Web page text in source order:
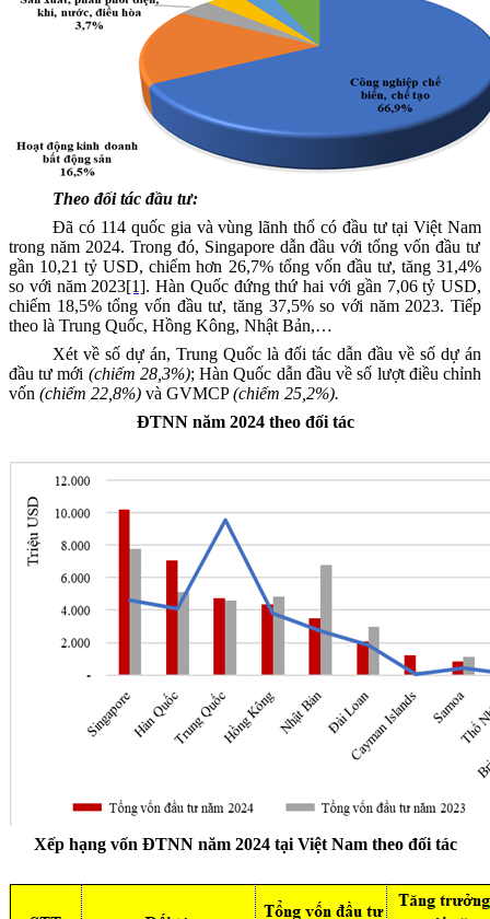
Theo đối tác đầu tư:
Đã có 114 quốc gia và vùng lãnh thổ có đầu tư tại Việt Nam
trong năm 2024. Trong đó, Singaporedẫn đầu với tổng vốn đầu tư
gần 10,21 tỷUSD, chiếmhơn 26,7% tổng vốn đầu tư, tăng 31,4%
so với năm 2023[1]. Hàn Quốcđứng thứ hai với gần 7,06 tỷUSD,
chiếm 18,5%tổng vốn đầu tư, tăng 37,5% so với năm 2023.Tiếp
theo là Trung Quốc, Hồng Kông, Nhật Bản,…
Xét về số dự án, Trung Quốc là đối tác dẫn đầu về số dự án
đầu tư mới (chiếm 28,3%); Hàn Quốc dẫn đầu về số lượt điều chỉnh
vốn (chiếm 22,8%) và GVMCP(chiếm 25,2%).
ĐTNN năm 2024 theo đối tác
Xếp hạng vốn ĐTNN năm 2024 tại Việt Nam theo đối tác